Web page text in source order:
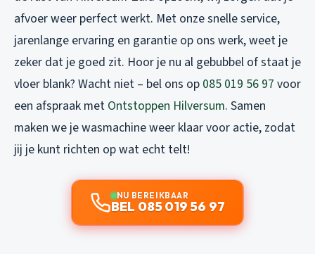
afvoer weer perfect werkt. Met onze snelle service,
jarenlange ervaring en garantie op ons werk, weet je
zeker dat je goed zit. Hoor je nu al gebubbel of staat je
vloer blank? Wacht niet – bel ons op 085 019 56 97 voor
een afspraak met Ontstoppen Hilversum. Samen
maken we je wasmachine weer klaar voor actie, zodat
jij je kunt richten op wat echt telt!
NU BEREIKBAAR
BEL 085 019 56 97